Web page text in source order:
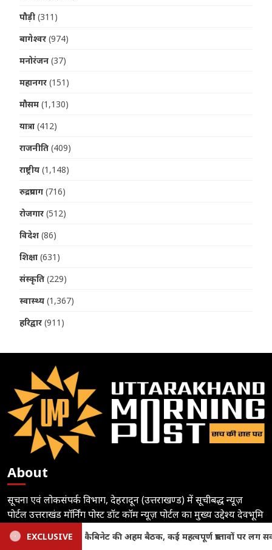
पौड़ी (311)
बागेश्वर (974)
मनोरंजन (37)
महानगर (151)
मौसम (1,130)
यात्रा (412)
राजनीति (409)
राष्ट्रीय (1,148)
रुद्रप्रयाग (716)
रोजगार (512)
विदेश (86)
शिक्षा (631)
संस्कृति (229)
स्वास्थ्य (1,367)
हरिद्वार (911)
About
सूचना एवं लोकसंपर्क विभाग, देहरादून (उत्तराखण्ड) में सूचीबद्ध न्यूज़
पोर्टल उत्तराखंड मॉर्निंग पोस्ट डॉट कॉम न्यूज़ पोर्टल का मुख्य उद्देश्य देवभूमि
उत्तराखंड की सत्य की कसौटी पर शत प्रतिशत खरी एवं प्रमाणिक खबरों से
आम जनमानस को रूबरू कराने का प्रयास है।
EXCLUSIVE
पर लग सकती है मुहर Uttarakhand News: तीलू रौतेली